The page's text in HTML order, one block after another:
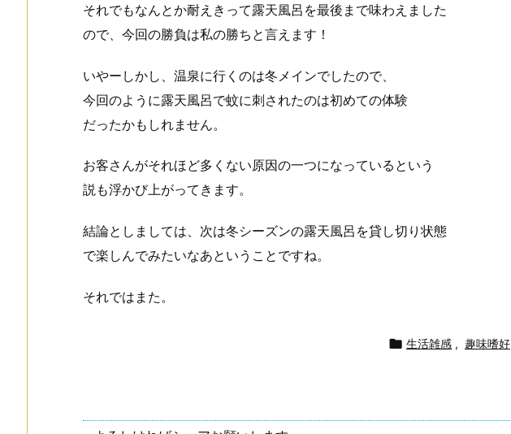
それでもなんとか耐えきって露天風呂を最後まで味わえました
ので、今回の勝負は私の勝ちと言えます！
いやーしかし、温泉に行くのは冬メインでしたので、
今回のように露天風呂で蚊に刺されたのは初めての体験
だったかもしれません。
お客さんがそれほど多くない原因の一つになっているという
説も浮かび上がってきます。
結論としましては、次は冬シーズンの露天風呂を貸し切り状態
で楽しんでみたいなあということですね。
それではまた。
 生活雑感 , 趣味嗜好